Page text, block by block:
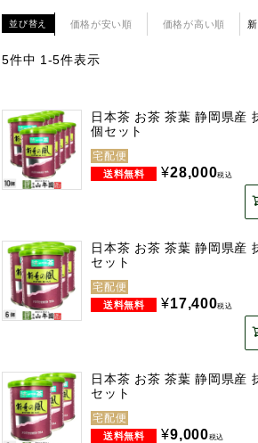
並び替え 価格が安い順 価格が高い順
5件中 1 -5件表示
日本茶 お茶 茶葉 静岡県産
個セット
宅配便
¥28,000税込
日本茶 お茶 茶葉 静岡県産
セット
宅配便
¥17,400税込
日本茶 お茶 茶葉 静岡県産
セット
宅配便
¥9,000税込